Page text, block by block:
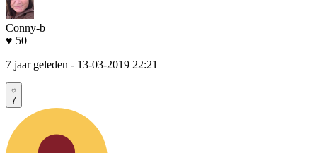
Conny-b
♥ 50
7 jaar geleden - 13-03-2019 22:21
7